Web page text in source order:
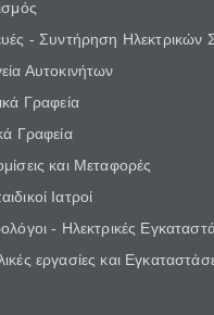
- Συντήρηση Ηλεκτρικών
Αυτοκινήτων
Γραφεία
Γραφεία
και Μεταφορές
Ιατροί
- Ηλεκτρικές
εργασίες και